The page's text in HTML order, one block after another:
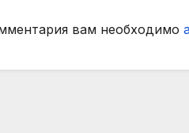
вам необходимо